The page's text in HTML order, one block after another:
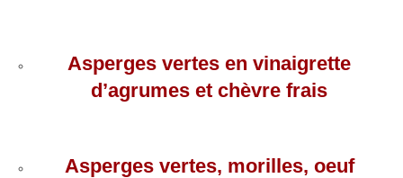
Asperges vertes en vinaigrette
d’agrumes et chèvre frais
Asperges vertes, morilles, oeuf